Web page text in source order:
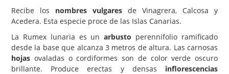
Carencias
Flores y Plantas
Árboles y Palmeras
Recibe los nombres vulgares de Vinagrera, Calcosa y
Acedera. Esta especie proce de las Islas Canarias.
La Rumex lunaria es unarbusto perennifolio ramificado
desde la base que alcanza 3 metros de altura. Las carnosas
hojas ovaladas o cordiformes son de color verde oscuro
brillante. Produce erectas y densas inflorescencias